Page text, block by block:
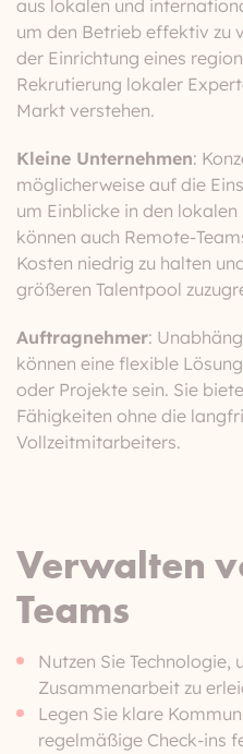
aus lokalen und
um den Betrieb effektiv zu
der Einrichtung eines
Rekrutierung lokaler
Markt verstehen.
Kleine Unternehmen:
möglicherweise auf die
um Einblicke in den
können auch Remote-
Kosten niedrig zu halten
größeren Talentpool
Auftragnehmer:
können eine flexible
oder Projekte sein. Sie
Fähigkeiten ohne die
Vollzeitmitarbeiters.
Verwalten
Teams
Nutzen Sie
Zusammenarbeit zu
Legen Sie klare
regelmäßige Check-ins